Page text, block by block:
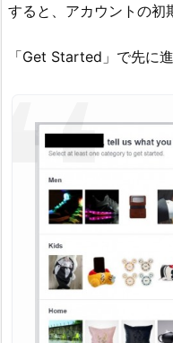
すると、アカウントの初
「Get Started」で先に進